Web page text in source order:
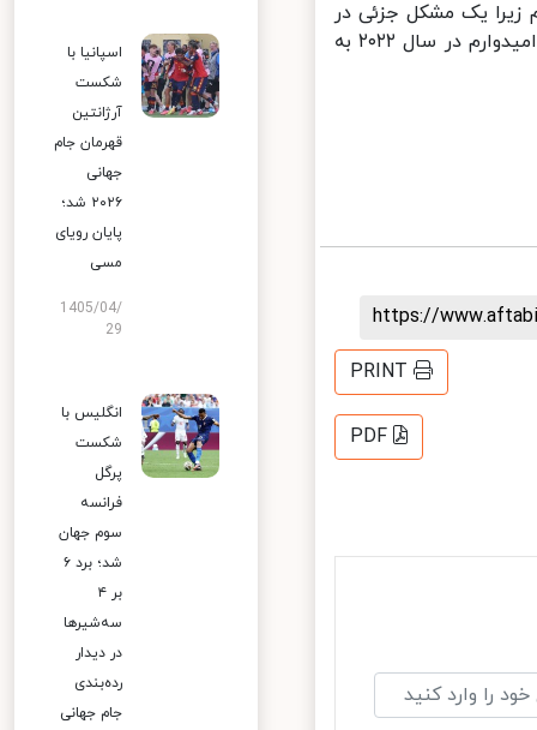
یک مشکل جزئی در
تنفس دارم. تمریناتم در روزهای آتی با بهتر شدن حالم آغاز خواهم کرد و امیدوارم در سال ۲۰۲۲ به
https://
PRINT
PDF
اسپانیا با
شکست
آرژانتین
قهرمان جام
جهانی
۲۰۲۶ شد؛
پایان رویای
مسی
1405/04/
29
انگلیس با
شکست
پرگل
فرانسه
سوم جهان
شد؛ برد ۶
بر ۴
سه‌شیرها
در دیدار
رده‌بندی
جام جهانی